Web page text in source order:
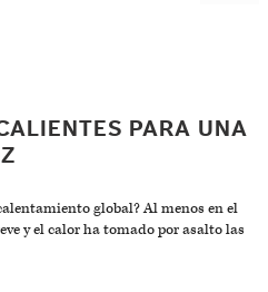
PARA UNA
global? Al menos en el
y el calor ha tomado por asalto las